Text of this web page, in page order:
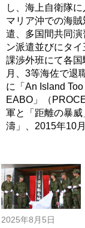
し、海上自衛隊
マリア沖での海
遣、多国間共同
ン派遣並びにタ
課渉外班にて各
月、3等海佐で退
に「An Island
EABO」（
軍と「距離の暴
濤」、2015年10
2025年8月5日